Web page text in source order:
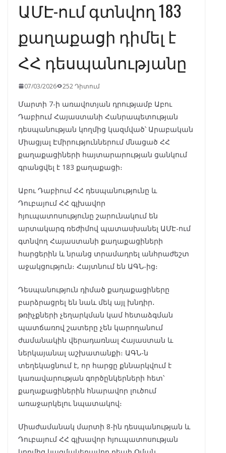
ԱՄԷ-ում գտնվող 183
քաղաքացի դիմել է
ՀՀ դեսպանությանը
07/03/2026 252 Դիտում
Մարտի 7-ի առավոտյան դրությամբ Աբու
Դաբիում Հայաստանի Հանրապետության
դեսպանության կողմից կազմված՝ Արաբական
Միացյալ Էմիրություններում մնացած ՀՀ
քաղաքացիների հայտարարության ցանկում
գրանցվել է 183 քաղաքացի։
Աբու Դաբիում ՀՀ դեսպանությունը և
Դուբայում ՀՀ գլխավոր
հյուպատոսությունը շարունակում են
արտակարգ ռեժիմով պատասխանել ԱՄԷ-ում
գտնվող Հայաստանի քաղաքացիների
հարցերին և նրանց տրամադրել անհրաժեշտ
աջակցություն։ Հայտնում են ԱԳՆ-ից։
Դեսպանություն դիմած քաղաքացիները
բարձրացրել են նաև մեկ այլ խնդիր․
թռիչքների չեղարկման կամ հետաձգման
պատճառով շատերը չեն կարողանում
ժամանակին վերադառնալ Հայաստան և
ներկայանալ աշխատանքի։ ԱԳՆ-ն
տեղեկացնում է, որ հարցը քննարկվում է
կառավարության գործընկերների հետ՝
քաղաքացիներին հնարավոր լուծում
առաջարկելու նպատակով։
Միաժամանակ մարտի 8-ին դեսպանության և
Դուբայում ՀՀ գլխավոր հյուպատոսության